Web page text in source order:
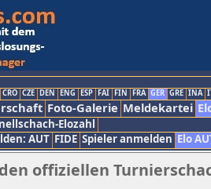
CRO CZE DEN ENG ESP FAI FIN FRA GER GRE INA
Foto-Galerie Meldekartei
Elozahl
AUT FIDE Spieler anmelden Elo
offiziellen